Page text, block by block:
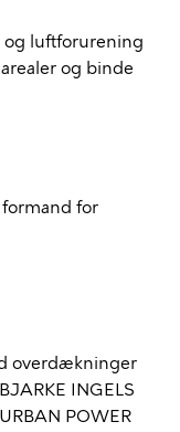
og luftforurening
og binde
formand for
overdækninger
INGELS
POWER